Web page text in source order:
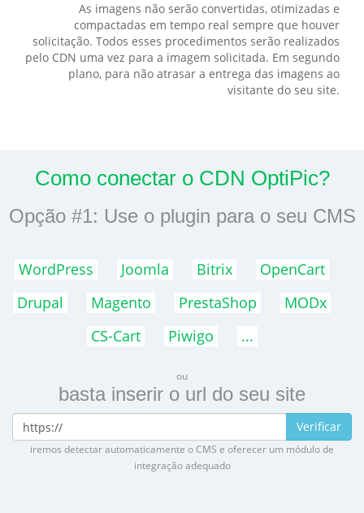
As imagens não serão convertidas, otimizadas e
compactadas em tempo real sempre que houver
solicitação. Todos esses procedimentos serão realizados
pelo CDN uma vez para a imagem solicitada. Em segundo
plano, para não atrasar a entrega das imagens ao
visitante do seu site.
Como conectar o CDN OptiPic?
Opção #1: Use o plugin para o seu CMS
WordPress Joomla Bitrix
OpenCart
Drupal
Magento PrestaShop
MODx
CS-Cart
Piwigo ...
ou
basta inserir o url do seu site
Verificar
iremos detectar automaticamente o CMS e oferecer um módulo de
integração adequado